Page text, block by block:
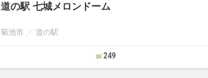
道の駅 七城メロンドーム
菊池市 道の駅
249